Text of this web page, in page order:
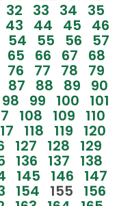
32 33 34 35
43 44 45 46
54 55 56 57
65 66 67 68
76 77 78 79
87 88 89 90
98 99 100 101
108 109 110
118 119 120
127 128 129
136 137 138
145 146 147
154 155 156